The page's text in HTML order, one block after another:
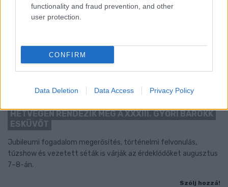
functionality and fraud prevention, and other
user protection.
CONFIRM
Data Deletion Data Access Privacy Policy
HÉTVÉGÉN RENDEZIK MEG A XXXIII. GYŐRI BAROKK
ESKÜVŐT
Jubileumi fogadalom megerősítés, történelmi felvonulás,
tűzshow és vezetett séták is várják az érdeklődőket augusztus
7–8-án.
Szólj hozzá!